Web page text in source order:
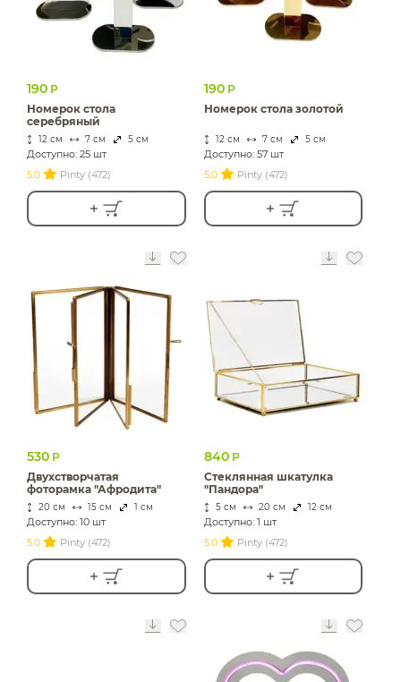
190 Р
Номерок стола
серебряный
12 см 7 см 5 см
Доступно: 25 шт
5.0
Pinty (472)
190 Р
Номерок стола золотой
12 см 7 см 5 см
Доступно: 57 шт
5.0
Pinty (472)
530 Р
Двухстворчатая
фоторамка "Афродита"
20 см 15 см 1 см
Доступно: 10 шт
5.0
Pinty (472)
840 Р
Стеклянная шкатулка
"Пандора"
5 см 20 см 12 см
Доступно: 1 шт
5.0
Pinty (472)